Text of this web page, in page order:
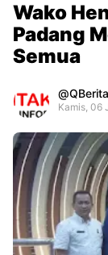
Wako
Padang
Semua
Kamis, 06